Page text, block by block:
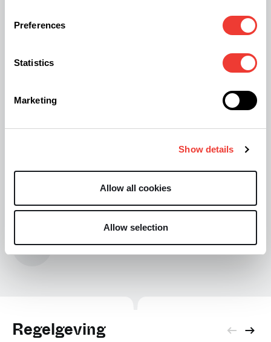
Preferences
Statistics
Marketing
Show details
Allow all cookies
Allow selection
S Soft Secrets
Regelgeving